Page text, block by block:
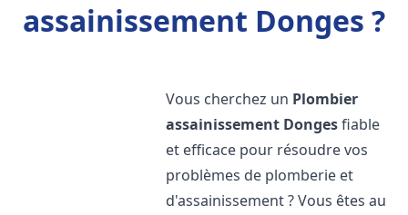
assainissement Donges ?
Vous cherchez un Plombier
assainissement Dongesfiable
et efficace pour résoudre vos
problèmes de plomberie et
d'assainissement ? Vous êtes au